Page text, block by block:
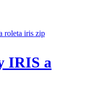
IRIS a